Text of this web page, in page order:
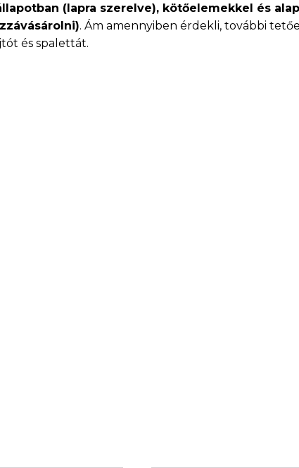
(lapra szerelve), kötőelemekkel és
. Ám amennyiben érdekli, további
és spalettát.